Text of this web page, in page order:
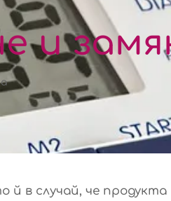
и
в случай, че продукта